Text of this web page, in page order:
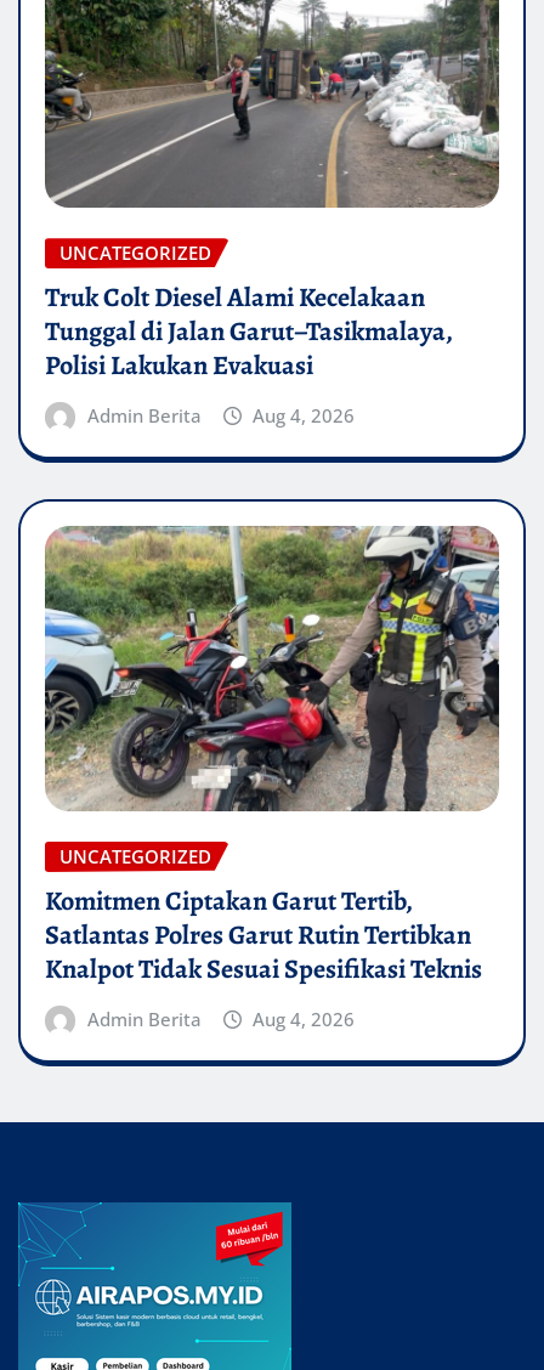
UNCATEGORIZED
Truk Colt Diesel Alami Kecelakaan
Tunggal di Jalan Garut–Tasikmalaya,
Polisi Lakukan Evakuasi
Admin Berita Aug 4, 2026
UNCATEGORIZED
Komitmen Ciptakan Garut Tertib,
Satlantas Polres Garut Rutin Tertibkan
Knalpot Tidak Sesuai Spesifikasi Teknis
Admin Berita Aug 4, 2026